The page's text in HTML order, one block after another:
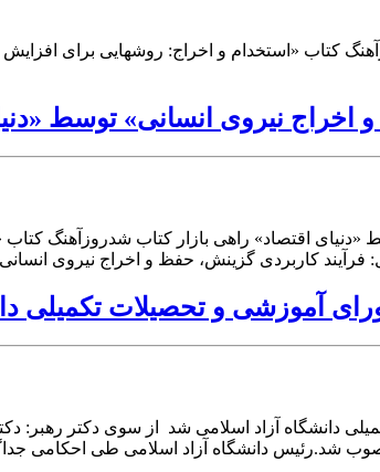
کتاب «استخدام و اخراج: روشهایی برای افزایش
نیروی انسانی» توسط
اقتصاد» راهی بازار کتاب شدروزآهنگ
کاربردی گزینش، حفظ و اخراج نیروی
آموزشی و تحصیلات تکمیلی
دانشگاه آزاد اسلامی شد از سوی دکتر رهبر:
شد.رئیس دانشگاه آزاد اسلامی طی احکامی